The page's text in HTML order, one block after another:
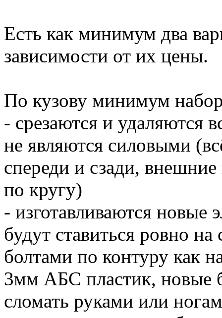
Есть как минимум два
зависимости от их цены.
По кузову минимум
- срезаются и удаляются
не являются силовыми
спереди и сзади,
по кругу)
- изготавливаются
будут ставиться ровно
болтами по контуру как
3мм АБС пластик, новые
сломать руками или